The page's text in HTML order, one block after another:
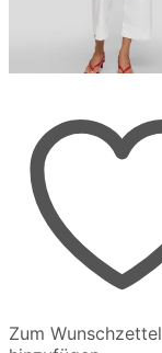
Zum Wunschzettel